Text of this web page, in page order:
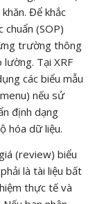
Để khắc
(SOP)
trường thông
Tại XRF
các biểu mẫu
nếu sử
định dạng
hóa dữ liệu.
(review) biểu
là tài liệu bất
thực tế và